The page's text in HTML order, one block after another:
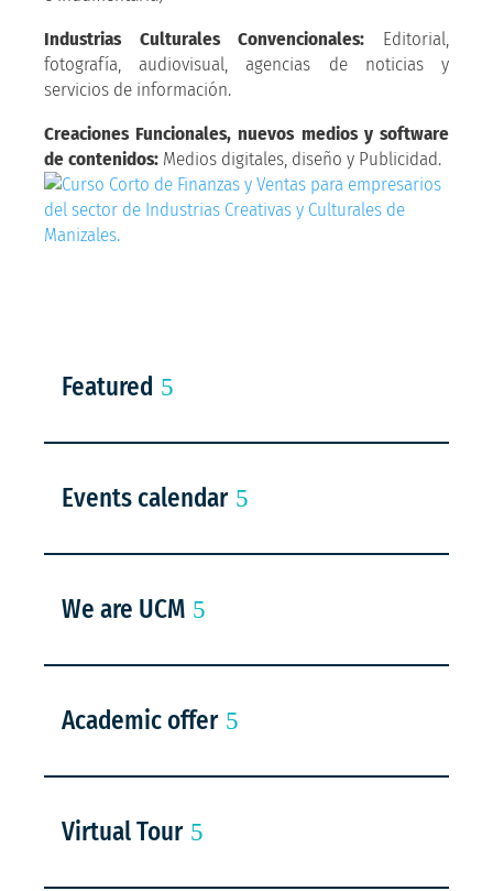
Industrias Culturales Convencionales: Editorial,
fotografía, audiovisual, agencias de noticias y
servicios de información.
Creaciones Funcionales, nuevos medios y software
de contenidos: Medios digitales, diseño y Publicidad.
Featured
Events calendar
We are UCM
Academic offer
Virtual Tour